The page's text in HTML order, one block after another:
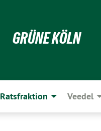
GRÜNE KÖLN
Ratsfraktion Veedel